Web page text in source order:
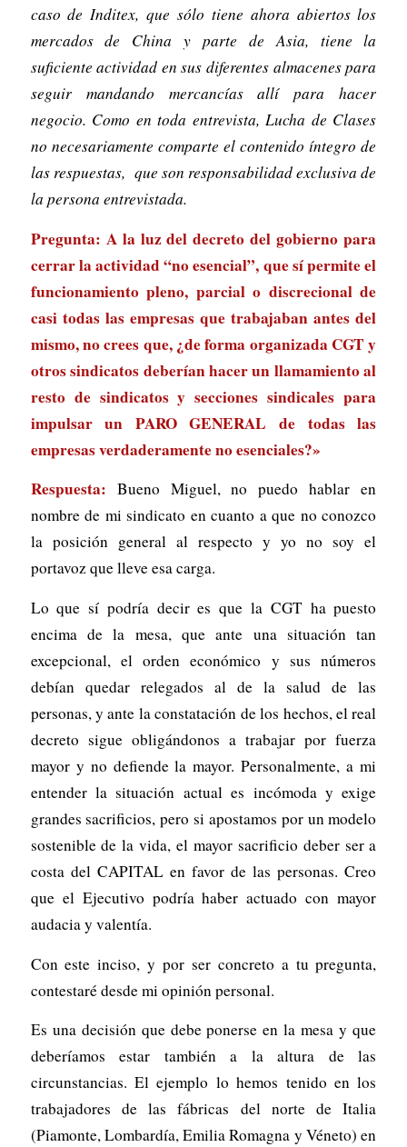
caso de Inditex, que sólo tiene ahora abiertos los
mercados de China y parte de Asia, tiene la
suficiente actividad en sus diferentes almacenes para
seguir mandando mercancías allí para hacer
negocio. Como en toda entrevista, Lucha de Clases
no necesariamente comparte el contenido íntegro de
las respuestas, que son responsabilidad exclusiva de
la persona entrevistada.
Pregunta: A la luz del decreto del gobierno para
cerrar la actividad “no esencial”, que sí permite el
funcionamiento pleno, parcial o discrecional de
casi todas las empresas que trabajaban antes del
mismo, no crees que, ¿de forma organizada CGT y
otros sindicatos deberían hacer un llamamiento al
resto de sindicatos y secciones sindicales para
impulsar un PARO GENERAL de todas las
empresas verdaderamente no esenciales?»
Respuesta: Bueno Miguel, no puedo hablar en
nombre de mi sindicato en cuanto a que no conozco
la posición general al respecto y yo no soy el
portavoz que lleve esa carga.
Lo que sí podría decir es que la CGT ha puesto
encima de la mesa, que ante una situación tan
excepcional, el orden económico y sus números
debían quedar relegados al de la salud de las
personas, y ante la constatación de los hechos, el real
decreto sigue obligándonos a trabajar por fuerza
mayor y no defiende la mayor. Personalmente, a mi
entender la situación actual es incómoda y exige
grandes sacrificios, pero si apostamos por un modelo
sostenible de la vida, el mayor sacrificio deber ser a
costa del CAPITAL en favor de las personas. Creo
que el Ejecutivo podría haber actuado con mayor
audacia y valentía.
Con este inciso, y por ser concreto a tu pregunta,
contestaré desde mi opinión personal.
Es una decisión que debe ponerse en la mesa y que
deberíamos estar también a la altura de las
circunstancias. El ejemplo lo hemos tenido en los
trabajadores de las fábricas del norte de Italia
(Piamonte, Lombardía, Emilia Romagna y Véneto) en